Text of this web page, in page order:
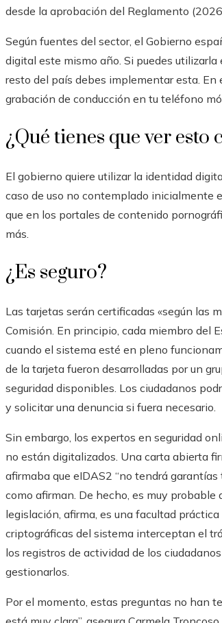
desde la aprobación del Reglamento
Según fuentes del sector, el Gobierno
digital este mismo año. Si puedes
resto del país debes implementar esta.
grabación de conducción en tu teléfono
¿Qué tienes que ver esto
El gobierno quiere utilizar la identidad
caso de uso no contemplado inicialmente
que en los portales de contenido
más.
¿Es seguro?
Las tarjetas serán certificadas «según las
Comisión. En principio, cada miembro del
cuando el sistema esté en pleno
de la tarjeta fueron desarrolladas por un
seguridad disponibles. Los ciudadanos
y solicitar una denuncia si fuera necesario.
Sin embargo, los expertos en seguridad
no están digitalizados. Una carta abierta
afirmaba que eIDAS2 “no tendrá
como afirman. De hecho, es muy probable
legislación, afirma, es una facultad
criptográficas del sistema interceptan el
los registros de actividad de los
gestionarlos.
Por el momento, estas preguntas no han